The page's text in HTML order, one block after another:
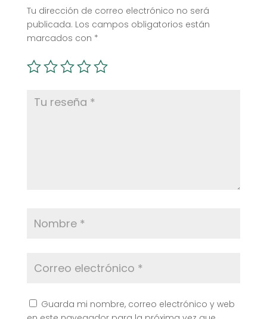
Tu dirección de correo electrónico no será
publicada. Los campos obligatorios están
marcados con *
Guarda mi nombre, correo electrónico y web